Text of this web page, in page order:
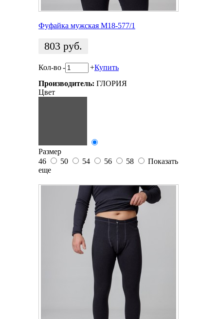
Фуфайка мужская M18-577/1
803 руб.
Кол-во- +Купить
Производитель: ГЛОРИЯ
Цвет
Размер
46
50 54 56 58
Показать
еще